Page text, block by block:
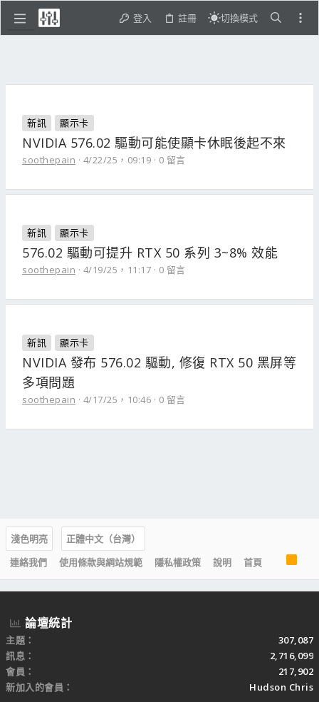
登入 註冊 切換模式
新訊 顯示卡
NVIDIA 576.02 驅動可能使顯卡休眠後起不來
soothepain 4/22/25，09:19 0 留言
新訊 顯示卡
576.02 驅動可提升 RTX 50 系列 3~8% 效能
soothepain 4/19/25，11:17 0 留言
新訊 顯示卡
NVIDIA 發布 576.02 驅動, 修復 RTX 50 黑屏等
多項問題
soothepain 4/17/25，10:46 0 留言
淺色明亮
正體中文（台灣）
連絡我們
使用條款與網站規範 隱私權政策 說明 首頁
R
S
S
論壇統計
主題
307,087
訊息
2,716,099
會員
217,902
新加入的會員
Hudson Chris